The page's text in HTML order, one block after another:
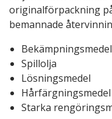
originalförpackning
bemannade
Bekämpningsmedel
Spillolja
Lösningsmedel
Hårfärgningsmedel
Starka